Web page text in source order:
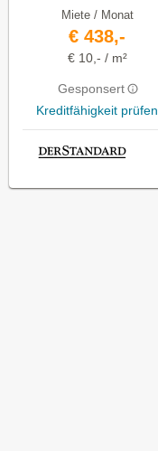
Miete / Monat
€ 438,-
€ 10,- / m²
Gesponsert
Kreditfähigkeit prüfen